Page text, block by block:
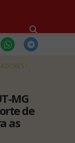
MG
de
as